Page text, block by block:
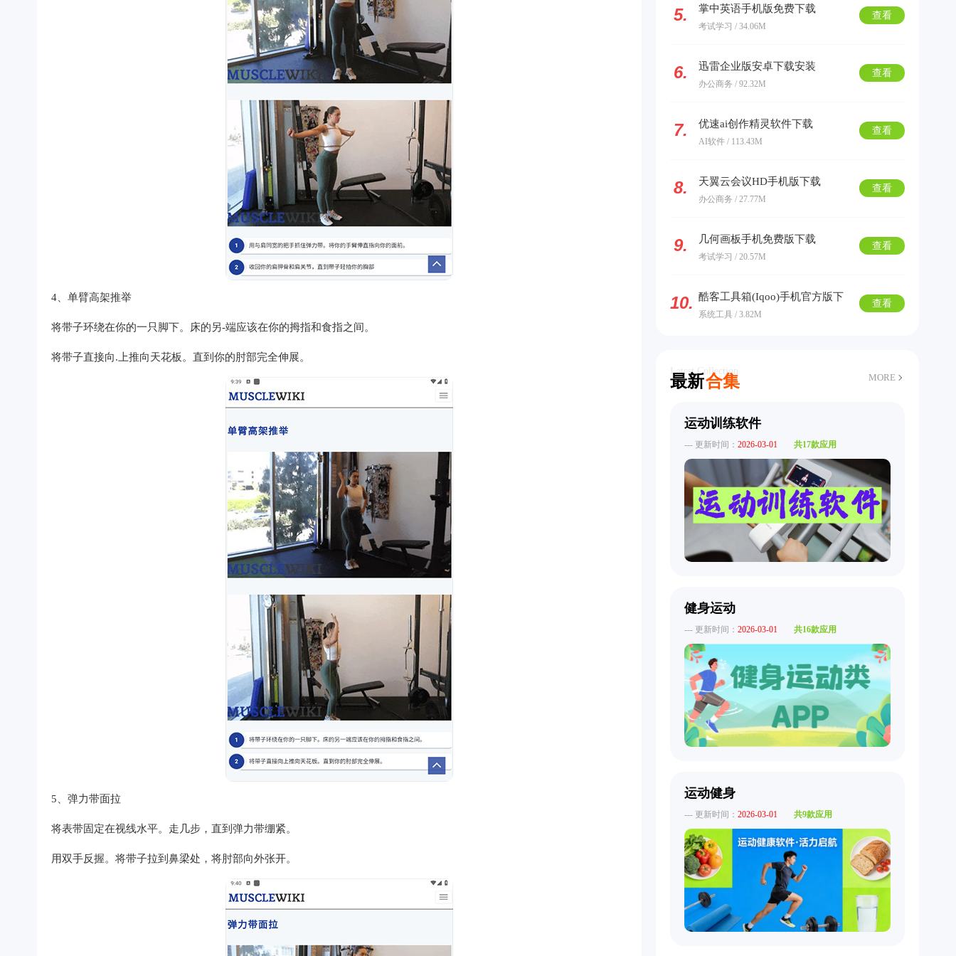
4、单臂高架推举
将带子环绕在你的一只脚下。床的另-端应该在你的拇指和食指之间。
将带子直接向.上推向天花板。直到你的肘部完全伸展。
5、弹力带面拉
将表带固定在视线水平。走几步，直到弹力带绷紧。
用双手反握。将带子拉到鼻梁处，将肘部向外张开。
5. 掌中英语手机版免费下载
考试学习 / 34.06M
查看
6. 迅雷企业版安卓下载安装
办公商务 / 92.32M
查看
7. 优速ai创作精灵软件下载
AI软件 / 113.43M
查看
8. 天翼云会议HD手机版下载
办公商务 / 27.77M
查看
9. 几何画板手机免费版下载
考试学习 / 20.57M
查看
10. 酷客工具箱(Iqoo)手机官方版下
载
系统工具 / 3.82M
查看
最新合集
Latest Collection
MORE
运动训练软件
--- 更新时间： 2026-03-01 共17款应用
健身运动
--- 更新时间： 2026-03-01 共16款应用
运动健身
--- 更新时间： 2026-03-01 共9款应用